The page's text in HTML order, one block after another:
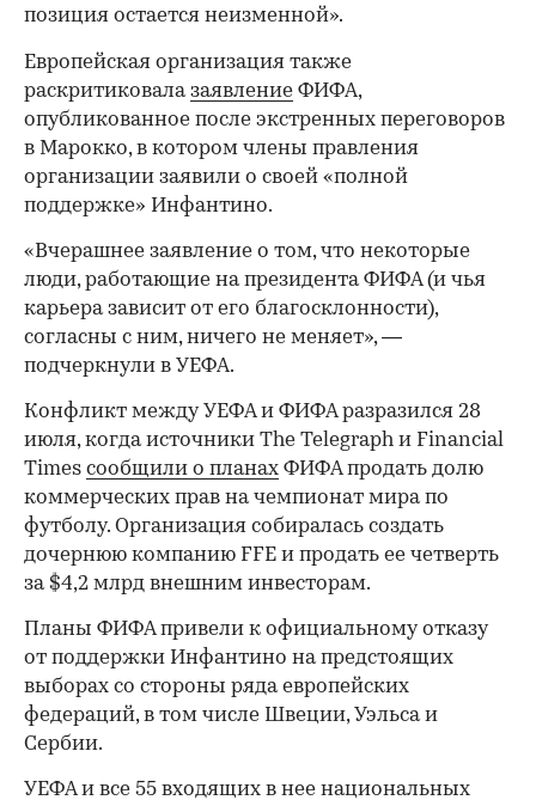
позиция остается неизменной».
00:00
Европейская организация также
раскритиковалазаявление ФИФА,
опубликованное после экстренных переговоров
в Марокко, в котором члены правления
организации заявили о своей «полной
поддержке» Инфантино.
«Вчерашнее заявление о том, что некоторые
люди, работающие на президента ФИФА (и чья
карьера зависит от его благосклонности),
согласны с ним, ничего не меняет», —
подчеркнули в УЕФА.
Конфликт между УЕФА и ФИФА разразился 28
июля, когда источники The Telegraph и Financial
Times сообщили о планах ФИФА продать долю
коммерческих прав на чемпионат мира по
футболу. Организация собиралась создать
дочернюю компанию FFE и продать ее четверть
за $4,2 млрд внешним инвесторам.
Планы ФИФА привели к официальному отказу
от поддержки Инфантино на предстоящих
выборах со стороны ряда европейских
федераций, в том числе Швеции, Уэльса и
Сербии.
УЕФА и все 55 входящих в нее национальных